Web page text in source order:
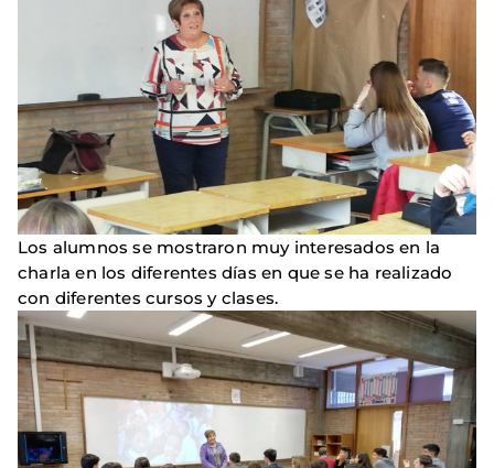
Los alumnos se mostraron muy interesados en la
charla en los diferentes días en que se ha realizado
con diferentes cursos y clases.